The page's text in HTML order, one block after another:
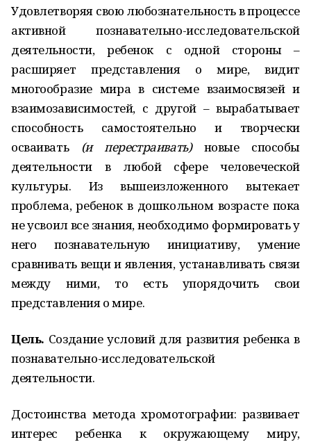
Удовлетворяя свою любознательность в процессе
активной познавательно-исследовательской
деятельности, ребенок с одной стороны –
расширяет представления о мире, видит
многообразие мира в системе взаимосвязей и
взаимозависимостей, с другой – вырабатывает
способность самостоятельно и творчески
осваивать
(и перестраивать)новые способы
деятельности в любой сфере человеческой
культуры. Из вышеизложенного вытекает
проблема, ребенок в дошкольном возрасте пока
не усвоил все знания, необходимо формировать у
него познавательную инициативу, умение
сравнивать вещи и явления, устанавливать связи
между ними, то есть упорядочить свои
представления о мире.
Цель. Создание условий для развития ребенка в
познавательно-исследовательской
деятельности.
Достоинства метода хромотографии: развивает
интерес ребенка к окружающему миру,